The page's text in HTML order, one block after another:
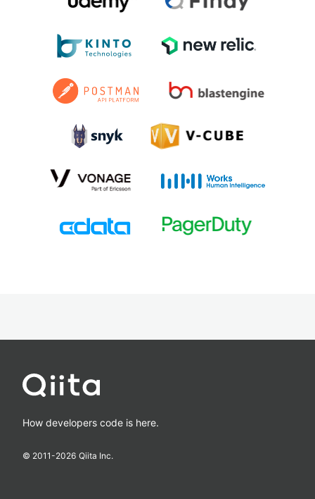
How developers code is here.
© 2011-2026 Qiita Inc.